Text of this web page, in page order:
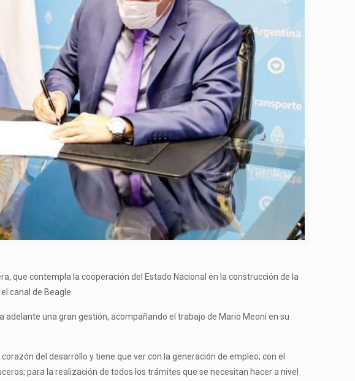
que contempla la cooperación del Estado Nacional en la construcción de la
canal de Beagle.
adelante una gran gestión, acompañando el trabajo de Mario Meoni en su
del desarrollo y tiene que ver con la generación de empleo; con el
para la realización de todos los trámites que se necesitan hacer a nivel